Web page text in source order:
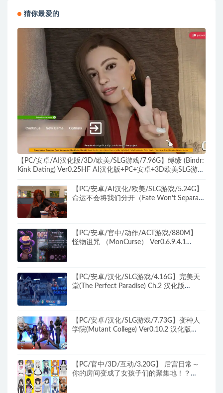
猜你最爱的
【PC/安卓/AI汉化版/3D/欧美/SLG游戏/7.96G】缚缘 (Bindr:
Kink Dating) Ver0.25HF AI汉化版+PC+安卓+3D欧美SLG游戏
【PC/安卓/AI汉化/欧美/SLG游戏/5.24G】
命运不会将我们分开（Fate Won’t Separate
【PC/安卓/官中/动作/ACT游戏/880M】
怪物诅咒 （MonCurse） Ver0.6.9.4.1
【PC/安卓/汉化/SLG游戏/4.16G】完美天
堂(The Perfect Paradise) Ch.2 汉化版
【PC/安卓/汉化/SLG游戏/7.73G】变种人
学院(Mutant College) Ver0.10.2 汉化版
【PC/官中/3D/互动/3.20G】 后宫日常～
你的房间变成了女孩子们的聚集地！？